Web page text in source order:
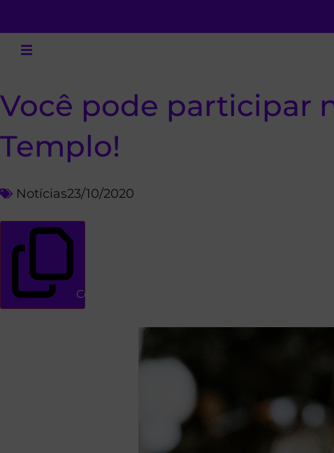
Você pode participar
Templo!
Notícias23/10/2020
Copiar link